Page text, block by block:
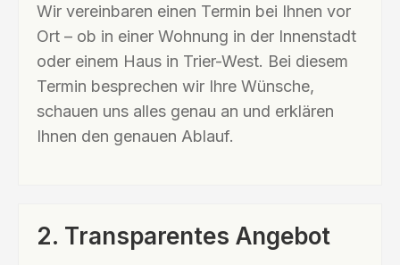
Wir vereinbaren einen Termin bei Ihnen vor
Ort – ob in einer Wohnung in der Innenstadt
oder einem Haus in Trier-West. Bei diesem
Termin besprechen wir Ihre Wünsche,
schauen uns alles genau an und erklären
Ihnen den genauen Ablauf.
2. Transparentes Angebot